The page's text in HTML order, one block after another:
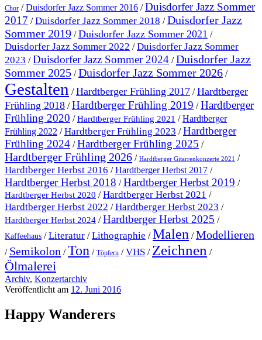
Chor /Duisdorfer Jazz Sommer 2016 /Duisdorfer Jazz Sommer
2017 /Duisdorfer Jazz Sommer 2018 /Duisdorfer Jazz
Sommer 2019 /Duisdorfer Jazz Sommer 2021 /
Duisdorfer Jazz Sommer 2022 /Duisdorfer Jazz Sommer
2023 /Duisdorfer Jazz Sommer 2024 /Duisdorfer Jazz
Sommer 2025 /Duisdorfer Jazz Sommer 2026 /
Gestalten /Hardtberger Frühling 2017 /Hardtberger
Frühling 2018 /Hardtberger Frühling 2019 /Hardtberger
Frühling 2020 /Hardtberger Frühling 2021 /Hardtberger
Frühling 2022 /Hardtberger Frühling 2023 /Hardtberger
Frühling 2024 /Hardtberger Frühling 2025 /
Hardtberger Frühling 2026 / Hardtberger Gitarrenkonzerte 2021 /
Hardtberger Herbst 2016 /Hardtberger Herbst 2017 /
Hardtberger Herbst 2018 /Hardtberger Herbst 2019 /
Hardtberger Herbst 2020 /Hardtberger Herbst 2021 /
Hardtberger Herbst 2022 /Hardtberger Herbst 2023 /
Hardtberger Herbst 2024 /Hardtberger Herbst 2025 /
Kaffeehaus /Literatur /Lithographie /Malen /Modellieren
/ Semikolon /Ton / Töpfern /VHS / Zeichnen /
Ölmalerei
Archiv, Konzertarchiv
Veröffentlicht am 12. Juni 2016
Happy Wanderers